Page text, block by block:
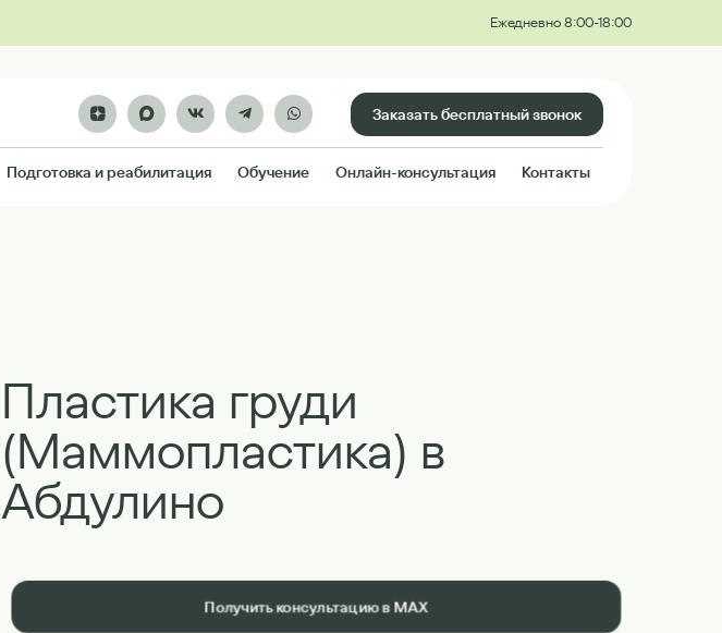
Ежедневно 8:00-18:00
Заказать бесплатный звонок
Подготовка и реабилитация Обучение Онлайн-консультация Контакты
Пластика груди
(Маммопластика) в
Абдулино
Получить консультацию в MAX